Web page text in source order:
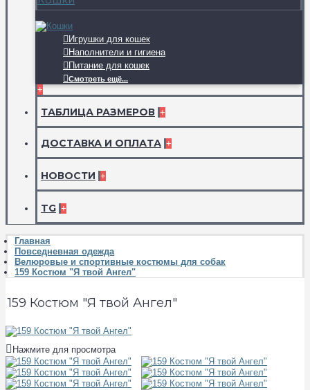
Игрушки для кошек
Наполнители и гигиена
Питание для кошек
Смотреть ещё...
+
ТАБЛИЦА РАЗМЕРОВ +
ДОСТАВКА И ОПЛАТА +
НОВОСТИ +
TG +
Главная
Повседневная одежда
Велюровые и спортивные костюмы для собак
159 Костюм "Я твой Ангел"
159 Костюм "Я твой Ангел"
Нажмите для просмотра